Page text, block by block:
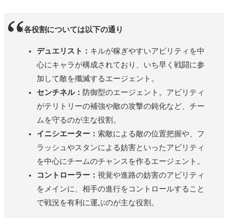
※各役割については以下の通り
デュエリスト： キルが稼ぎやすいアビリティを中
心にキャラが構成されており、いち早く戦闘に参
加して敵を殲滅するエージェント。
センチネル： 防御型のエージェント。アビリティ
がテリトリーの補強や敵の攻撃の鈍化など、チー
ムを守るのが主な役割。
イニシエーター： 索敵による敵の位置把握や、フ
ラッシュやスタンによる妨害といったアビリティ
を中心にチームのチャンスを作るエージェント。
コントローラー： 視覚や進路の妨害のアビリティ
をメインに、相手の進行をコントロールすること
で戦況を有利に運ぶのが主な役割。